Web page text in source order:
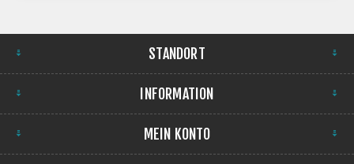
STANDORT
INFORMATION
MEIN KONTO